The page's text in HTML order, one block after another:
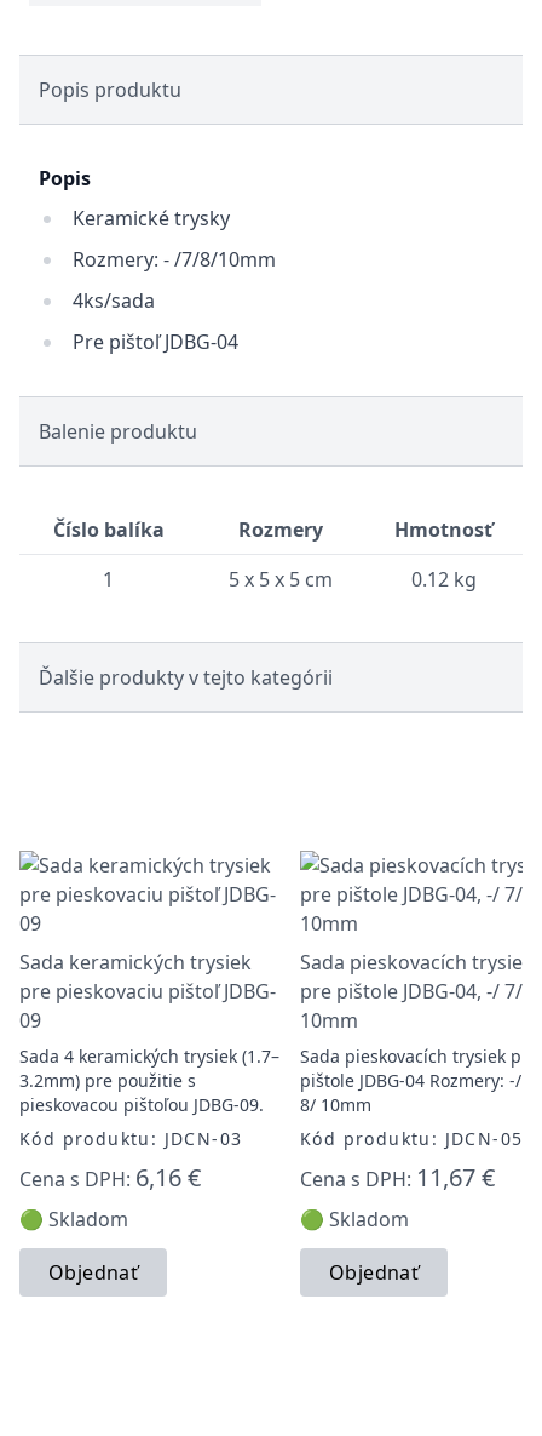
Popis produktu
Popis
Keramické trysky
Rozmery: - /7/8/10mm
4ks/sada
Pre pištoľ JDBG-04
Balenie produktu
Číslo balíka Rozmery
Hmotnosť
1
5 x 5 x 5 cm 0.12 kg
Ďalšie produkty v tejto kategórii
Sada keramických trysiek
pre pieskovaciu pištoľ JDBG-
09
Sada 4 keramických trysiek (1.7–
3.2mm) pre použitie s
pieskovacou pištoľou JDBG-09.
Kód produktu: JDCN-03
Cena s DPH: 6,16 €
🟢 Skladom
Objednať
Sada pieskovacích trysiek
pre pištole JDBG-04, -/ 7/
10mm
Sada pieskovacích trysiek pre
pištole JDBG-04 Rozmery: -/ 7/
8/ 10mm
Kód produktu: JDCN-05
Cena s DPH: 11,67 €
🟢 Skladom
Objednať